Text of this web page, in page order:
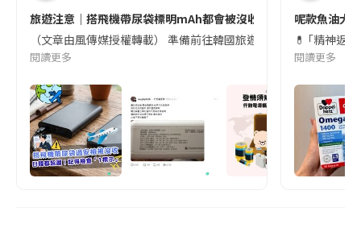
旅遊注意｜搭飛機帶尿袋標明mAh都會被沒收😱出發前切記檢查
（文章由風傳媒授權轉載） 準備前往韓國旅遊的民眾，近期要
閱讀更多
呢款魚油大
💊 ｢精神返
閱讀更多